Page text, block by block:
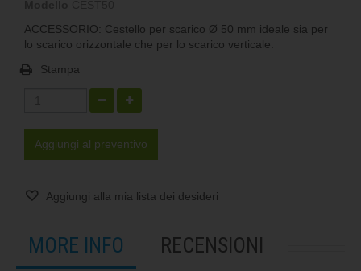
ACCESSORIO: Cestello per scarico Ø 50 mm ideale sia per
lo scarico orizzontale che per lo scarico verticale.
Stampa
Aggiungi al preventivo
Aggiungi alla mia lista dei desideri
MORE INFO RECENSIONI